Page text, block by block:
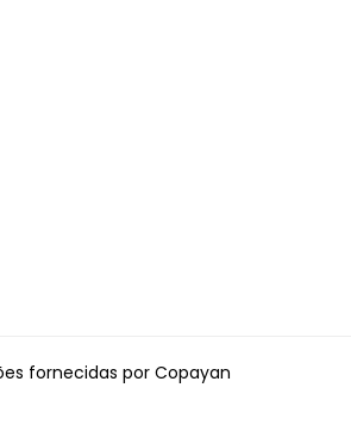
fornecidas por Copayan